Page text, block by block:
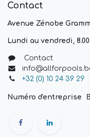
Contact
Avenue Zénobe
Lundi au vendredi, 8.00
Contact
+32 (0) 10 24 39 29
Numéro d'entreprise